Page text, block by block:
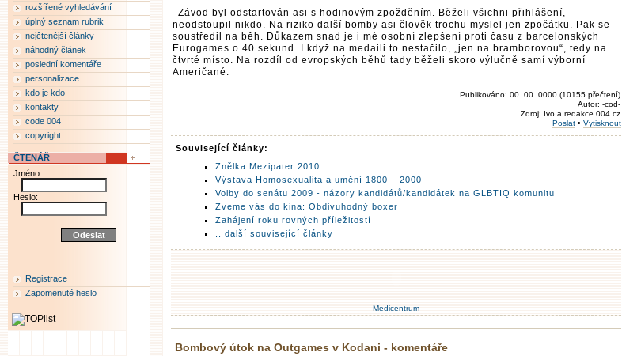
Závod byl odstartován asi s hodinovým zpožděním. Běželi všichni přihlášení,
neodstoupil nikdo. Na riziko další bomby asi člověk trochu myslel jen zpočátku. Pak se
soustředil na běh. Důkazem snad je i mé osobní zlepšení proti času z barcelonských
Eurogames o 40 sekund. I když na medaili to nestačilo, „jen na bramborovou“, tedy na
čtvrté místo. Na rozdíl od evropských běhů tady běželi skoro výlučně samí výborní
Američané.
Publikováno: 00. 00. 0000 (10155 přečtení)
Autor: -cod-
Zdroj: Ivo a redakce 004.cz
Poslat • Vytisknout
Související články:
Znělka Mezipater 2010
Výstava Homosexualita a umění 1800 – 2000
Volby do senátu 2009 - názory kandidátů/kandidátek na GLBTIQ komunitu
Zveme vás do kina: Obdivuhodný boxer
Zahájení roku rovných příležitostí
.. další související články
Medicentrum
Bombový útok na Outgames v Kodani - komentáře
rozšířené vyhledávání
úplný seznam rubrik
nejčtenější články
náhodný článek
poslední komentáře
personalizace
kdo je kdo
kontakty
code 004
copyright
ČTENÁŘ
Jméno:
Heslo:
Registrace
Zapomenuté heslo